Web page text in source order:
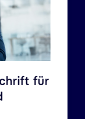
für